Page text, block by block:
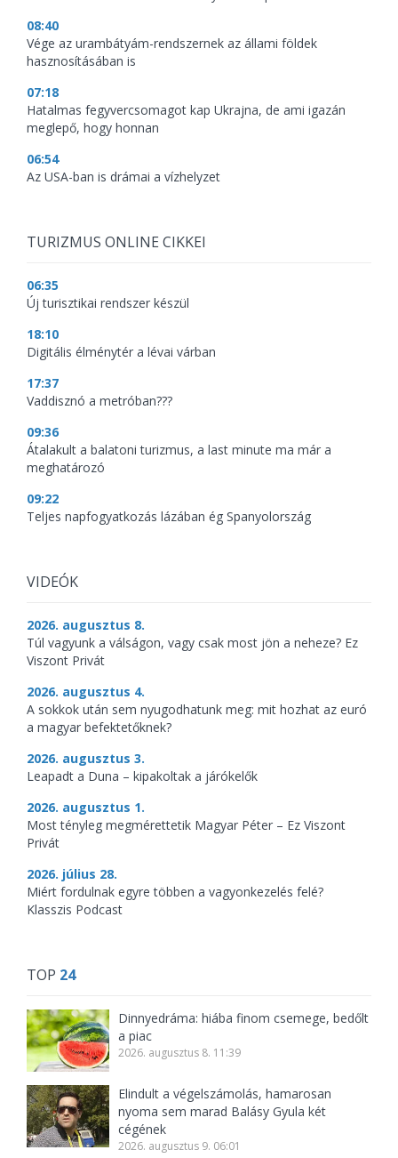
08:40
Vége az urambátyám-rendszernek az állami földek
hasznosításában is
07:18
Hatalmas fegyvercsomagot kap Ukrajna, de ami igazán
meglepő, hogy honnan
06:54
Az USA-ban is drámai a vízhelyzet
TURIZMUS ONLINE CIKKEI
06:35
Új turisztikai rendszer készül
18:10
Digitális élménytér a lévai várban
17:37
Vaddisznó a metróban???
09:36
Átalakult a balatoni turizmus, a last minute ma már a
meghatározó
09:22
Teljes napfogyatkozás lázában ég Spanyolország
VIDEÓK
2026. augusztus 8.
Túl vagyunk a válságon, vagy csak most jön a neheze? Ez
Viszont Privát
2026. augusztus 4.
A sokkok után sem nyugodhatunk meg: mit hozhat az euró
a magyar befektetőknek?
2026. augusztus 3.
Leapadt a Duna – kipakoltak a járókelők
2026. augusztus 1.
Most tényleg megmérettetik Magyar Péter – Ez Viszont
Privát
2026. július 28.
Miért fordulnak egyre többen a vagyonkezelés felé?
Klasszis Podcast
TOP 24
Dinnyedráma: hiába finom csemege, bedőlt
a piac
2026. augusztus 8. 11:39
Elindult a végelszámolás, hamarosan
nyoma sem marad Balásy Gyula két
cégének
2026. augusztus 9. 06:01